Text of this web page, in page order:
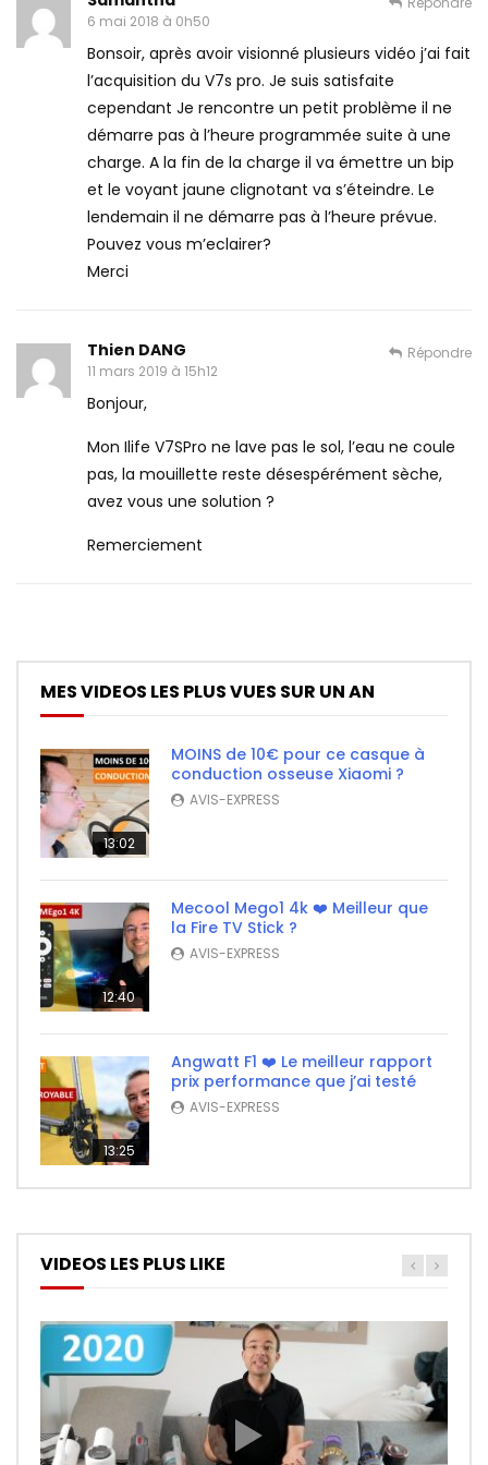
6 mai 2018 à 0h50
Bonsoir, après avoir visionné plusieurs vidéo j’ai fait
l’acquisition du V7s pro. Je suis satisfaite
cependant Je rencontre un petit problème il ne
démarre pas à l’heure programmée suite à une
charge. A la fin de la charge il va émettre un bip
et le voyant jaune clignotant va s’éteindre. Le
lendemain il ne démarre pas à l’heure prévue.
Pouvez vous m’eclairer?
Merci
Thien DANG
11 mars 2019 à 15h12
Bonjour,
Mon Ilife V7SPro ne lave pas le sol, l’eau ne coule
pas, la mouillette reste désespérément sèche,
avez vous une solution ?
Remerciement
Répondre
MES VIDEOS LES PLUS VUES SUR UN AN
13:02
MOINS de 10€ pour ce casque à
conduction osseuse Xiaomi ?
AVIS-EXPRESS
12:40
Mecool Mego1 4k ❤️ Meilleur que
la Fire TV Stick ?
AVIS-EXPRESS
13:25
Angwatt F1 ❤️ Le meilleur rapport
prix performance que j’ai testé
AVIS-EXPRESS
VIDEOS LES PLUS LIKE